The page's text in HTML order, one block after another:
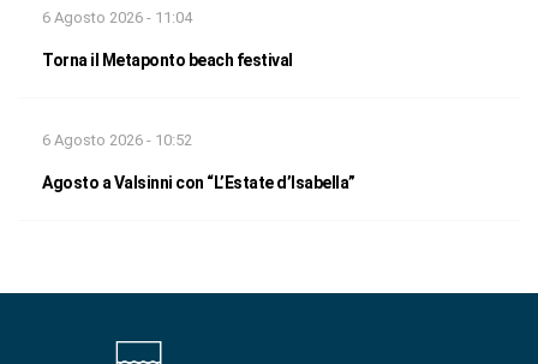
6 Agosto 2026 - 11:04
Torna il Metaponto beach festival
6 Agosto 2026 - 10:52
Agosto a Valsinni con “L’Estate d’Isabella”